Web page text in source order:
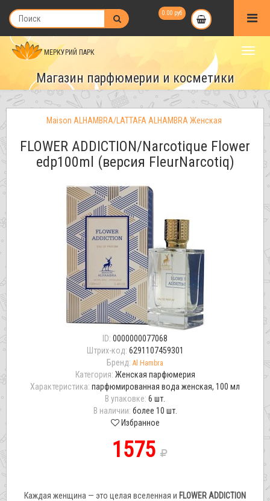
0.00 руб
МЕРКУРИЙ ПАРК
Магазин парфюмерии и косметики
Maison ALHAMBRA/LATTAFA ALHAMBRA Женская
FLOWER ADDICTION/Narcotique Flower
edp100ml (версия FleurNarcotiq)
ID: 0000000077068
Штрих-код: 6291107459301
Бренд: Al Hambra
Категория: Женская парфюмерия
Характеристика: парфюмированная вода женская, 100 мл
В упаковке: 6 шт.
В наличии: более 10 шт.
Избранное
1575
Каждая женщина — это целая вселенная и FLOWER ADDICTION